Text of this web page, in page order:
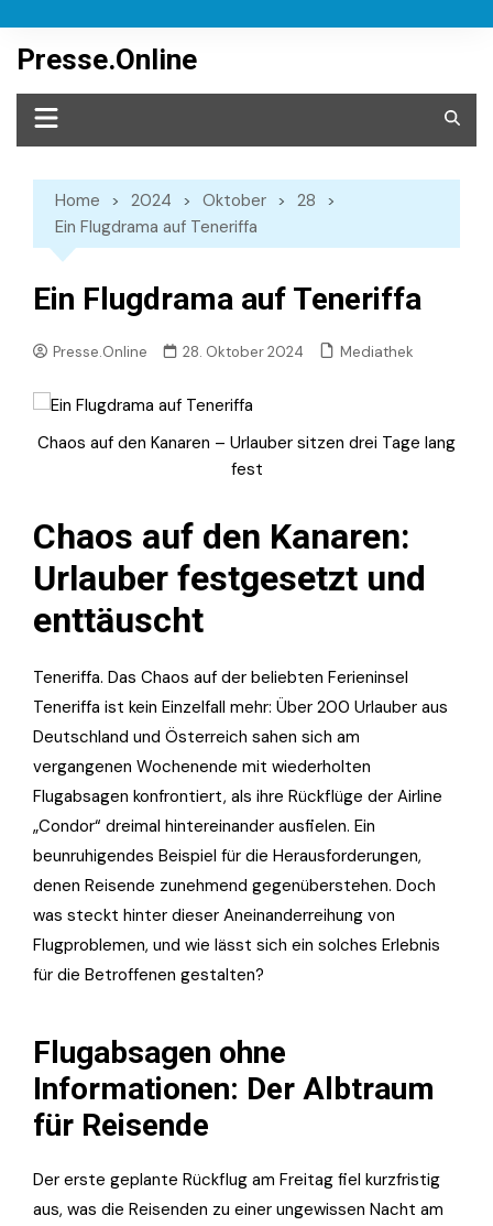
content
Presse.Online
Home 2024 Oktober
28
Ein Flugdrama auf Teneriffa
Ein Flugdrama auf Teneriffa
Presse.Online 28. Oktober 2024 Mediathek
Chaos auf den Kanaren – Urlauber sitzen drei Tage lang
fest
Chaos auf den Kanaren:
Urlauber festgesetzt und
enttäuscht
Teneriffa. Das Chaos auf der beliebten Ferieninsel
Teneriffa ist kein Einzelfall mehr: Über 200 Urlauber aus
Deutschland und Österreich sahen sich am
vergangenen Wochenende mit wiederholten
Flugabsagen konfrontiert, als ihre Rückflüge der Airline
„Condor“ dreimal hintereinander ausfielen. Ein
beunruhigendes Beispiel für die Herausforderungen,
denen Reisende zunehmend gegenüberstehen. Doch
was steckt hinter dieser Aneinanderreihung von
Flugproblemen, und wie lässt sich ein solches Erlebnis
für die Betroffenen gestalten?
Flugabsagen ohne
Informationen: Der Albtraum
für Reisende
Der erste geplante Rückflug am Freitag fiel kurzfristig
aus, was die Reisenden zu einer ungewissen Nacht am